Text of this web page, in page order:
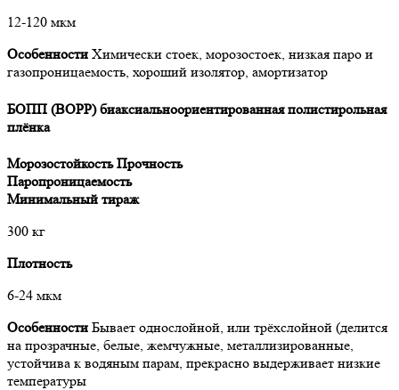
12-120 мкм
Особенности Химически стоек, морозостоек, низкая паро и
газопроницаемость, хороший изолятор, амортизатор
БОПП (BOPP) биаксиальноориентированная полистирольная
плёнка
Морозостойкость Прочность
Паропроницаемость
Минимальный тираж
300 кг
Плотность
6-24 мкм
Особенности Бывает однослойной, или трёхслойной (делится
на прозрачные, белые, жемчужные, металлизированные,
устойчива к водяным парам, прекрасно выдерживает низкие
температуры